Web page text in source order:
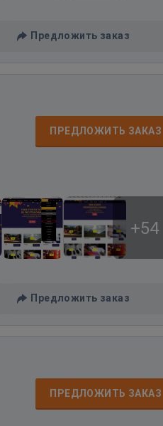
Предложить заказ
ПРЕДЛОЖИТЬ ЗАКАЗ
+54
Предложить заказ
ПРЕДЛОЖИТЬ ЗАКАЗ